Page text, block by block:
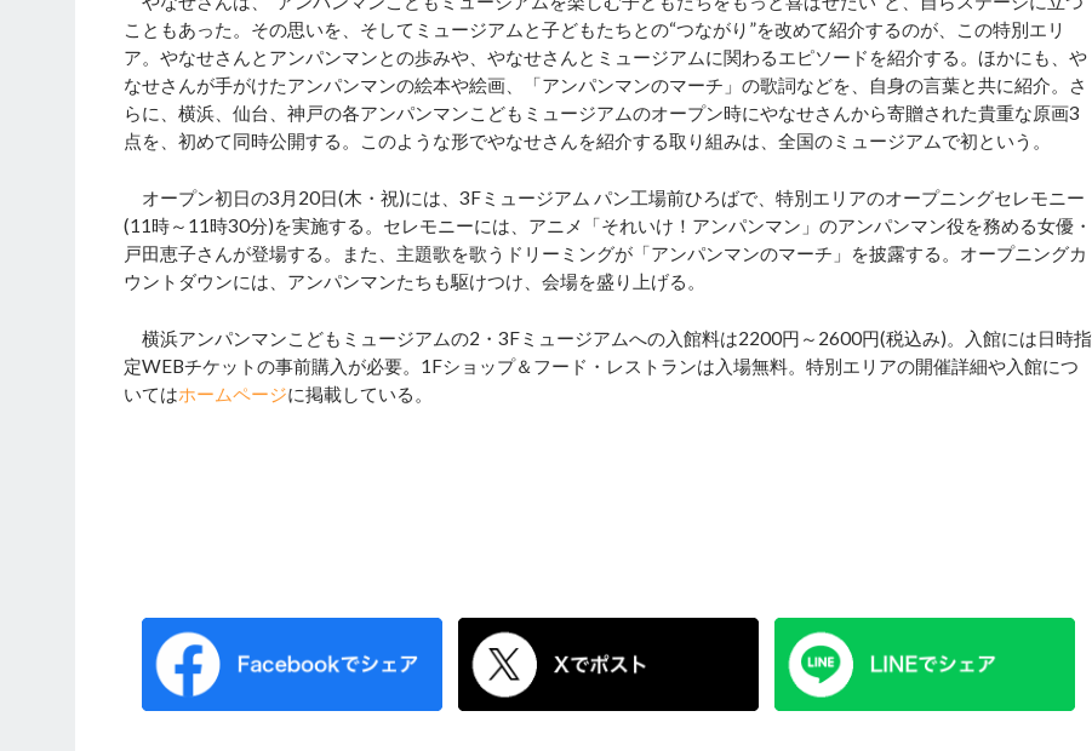
こともあった。その思いを、そしてミュージアムと子どもたちとの“つながり”を改めて紹介するのが、この特別エリ
ア。やなせさんとアンパンマンとの歩みや、やなせさんとミュージアムに関わるエピソードを紹介する。ほかにも、や
なせさんが手がけたアンパンマンの絵本や絵画、「アンパンマンのマーチ」の歌詞などを、自身の言葉と共に紹介。さ
らに、横浜、仙台、神戸の各アンパンマンこどもミュージアムのオープン時にやなせさんから寄贈された貴重な原画3
点を、初めて同時公開する。このような形でやなせさんを紹介する取り組みは、全国のミュージアムで初という。
オープン初日の3月20日(木・祝)には、3Fミュージアム パン工場前ひろばで、特別エリアのオープニングセレモニー
(11時～11時30分)を実施する。セレモニーには、アニメ「それいけ！アンパンマン」のアンパンマン役を務める女優・
戸田恵子さんが登場する。また、主題歌を歌うドリーミングが「アンパンマンのマーチ」を披露する。オープニングカ
ウントダウンには、アンパンマンたちも駆けつけ、会場を盛り上げる。
横浜アンパンマンこどもミュージアムの2・3Fミュージアムへの入館料は2200円～2600円(税込み)。入館には日時指
定WEBチケットの事前購入が必要。1Fショップ＆フード・レストランは入場無料。特別エリアの開催詳細や入館につ
いてはホームページに掲載している。